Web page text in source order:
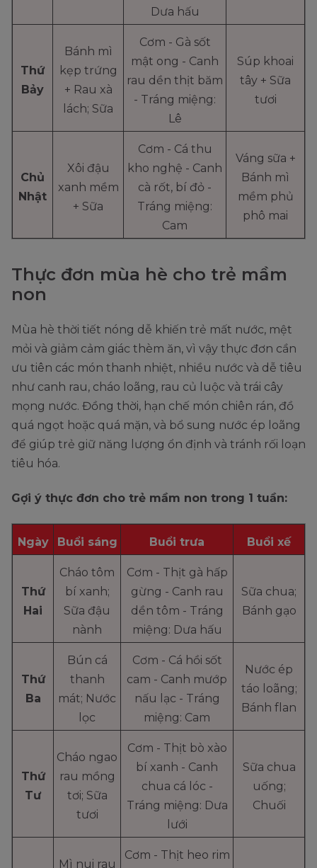
Dưa hấu
Thứ
Bảy
Bánh mì
kẹp trứng
+ Rau xà
lách; Sữa
Cơm - Gà sốt
mật ong - Canh
rau dền thịt băm
- Tráng miệng:
Lê
Súp khoai
tây + Sữa
tươi
Chủ
Nhật
Xôi đậu
xanh mềm
+ Sữa
Cơm - Cá thu
kho nghệ - Canh
cà rốt, bí đỏ -
Tráng miệng:
Cam
Váng sữa +
Bánh mì
mềm phủ
phô mai
Thực đơn mùa hè cho trẻ mầm
non
Mùa hè thời tiết nóng dễ khiến trẻ mất nước, mệt
mỏi và giảm cảm giác thèm ăn, vì vậy thực đơn cần
ưu tiên các món thanh nhiệt, nhiều nước và dễ tiêu
như canh rau, cháo loãng, rau củ luộc và trái cây
mọng nước. Đồng thời, hạn chế món chiên rán, đồ
quá ngọt hoặc quá mặn, và bổ sung nước ép loãng
để giúp trẻ giữ năng lượng ổn định và tránh rối loạn
tiêu hóa.
Gợi ý thực đơn cho trẻ mầm non trong 1 tuần:
Ngày Buổi sáng Buổi trưa Buổi xế
Thứ
Hai
Cháo tôm
bí xanh;
Sữa đậu
nành
Cơm - Thịt gà hấp
gừng - Canh rau
dền tôm - Tráng
miệng: Dưa hấu
Sữa chua;
Bánh gạo
Thứ
Ba
Bún cá
thanh
mát; Nước
lọc
Cơm - Cá hồi sốt
cam - Canh mướp
nấu lạc - Tráng
miệng: Cam
Nước ép
táo loãng;
Bánh flan
Thứ
Tư
Cháo ngao
rau mồng
tơi; Sữa
tươi
Cơm - Thịt bò xào
bí xanh - Canh
chua cá lóc -
Tráng miệng: Dưa
lưới
Sữa chua
uống;
Chuối
Mì nui rau
Cơm - Thịt heo rim